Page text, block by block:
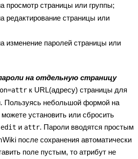
просмотр страницы или группы;
редактирование страницы или
изменение паролей страницы или
на отдельную страницу
к URL(адресу) страницы для
Пользуясь небольшой формой на
установить или сбросить
edit и attr. Пароли вводятся простым
после сохранения автоматически
поле пустым, то атрибут не